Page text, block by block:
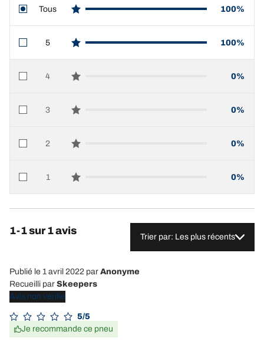
Tous
star reviews
100%
5
star reviews
100%
4
star reviews
0%
3
star reviews
0%
2
star reviews
0%
1
star reviews
0%
1-1 sur 1 avis
Trier par: Les plus récents
Publié le 1 avril 2022 par Anonyme
Recueilli par Skeepers
Avis non vérifié
5/5
Je recommande ce pneu